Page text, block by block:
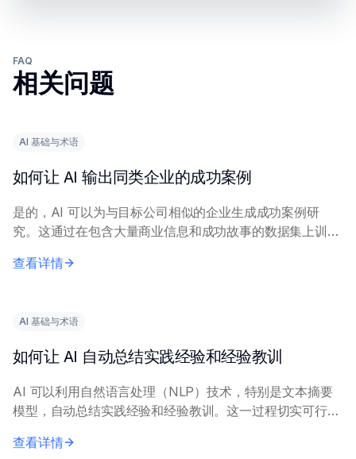
FAQ
相关问题
AI 基础与术语
如何让 AI 输出同类企业的成功案例
是的，AI 可以为与目标公司相似的企业生成成功案例研
究。这通过在包含大量商业信息和成功故事的数据集上训练
AI 提供精确的查询内容，包括具体...
查看详情
AI 基础与术语
如何让 AI 自动总结实践经验和经验教训
AI 可以利用自然语言处理（NLP）技术，特别是文本摘要
模型，自动总结实践经验和经验教训。这一过程切实可行，
晰、完整的输入文本。关键技术包括抽取式...
查看详情